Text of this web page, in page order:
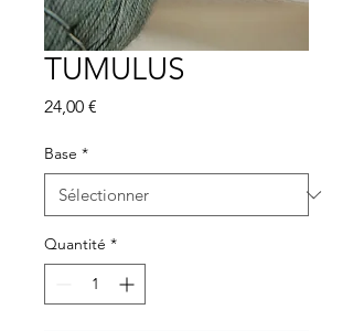
TUMULUS
24,00 €
Base *
Quantité *